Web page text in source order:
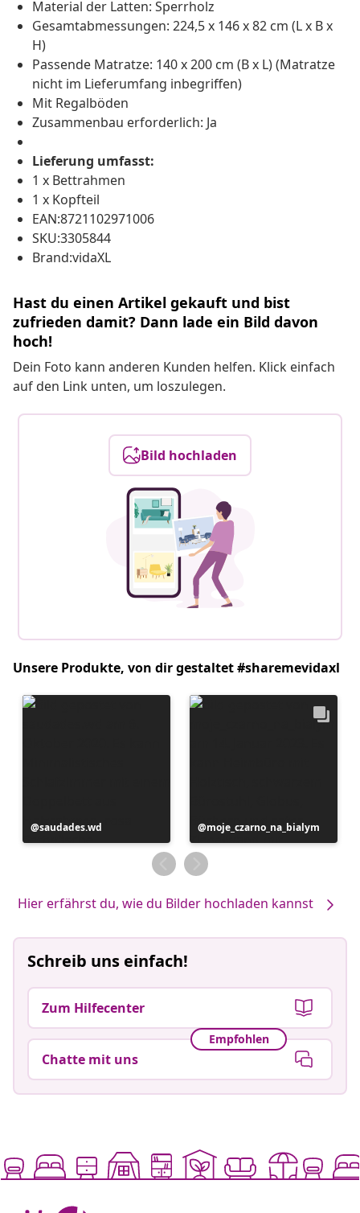
Material der Latten: Sperrholz
Gesamtabmessungen: 224,5 x 146 x 82 cm (L x B x
H)
Passende Matratze: 140 x 200 cm (B x L) (Matratze
nicht im Lieferumfang inbegriffen)
Mit Regalböden
Zusammenbau erforderlich: Ja
Lieferung umfasst:
1 x Bettrahmen
1 x Kopfteil
EAN:8721102971006
SKU:3305844
Brand:vidaXL
Hast du einen Artikel gekauft und bist
zufrieden damit? Dann lade ein Bild davon
hoch!
Dein Foto kann anderen Kunden helfen. Klick einfach
auf den Link unten, um loszulegen.
Bild hochladen
Unsere Produkte, von dir gestaltet #sharemevidaxl
Beitrag
veröffentlicht
saudades.wd
Beitrag
veröffentlicht
von
moje_czarno_na_bialym
Hier erfährst du, wie du Bilder hochladen kannst
Schreib uns einfach!
Zum Hilfecenter
Empfohlen
Chatte mit uns